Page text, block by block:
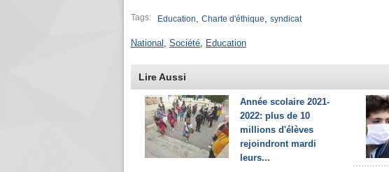
Tags: Education, Charte d'éthique, syndicat
National , Société, Education
Lire Aussi
Année scolaire 2021-
2022: plus de 10
millions d'élèves
rejoindront mardi
leurs...